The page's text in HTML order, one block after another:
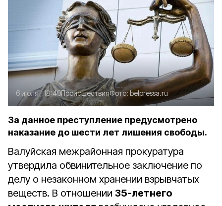
6 июля , 18:40ПроисшествияФото:belpressa.ru
За данное преступление предусмотрено
наказание до шести лет лишения свободы.
Валуйская межрайонная прокуратура
утвердила обвинительное заключение по
делу о незаконном хранении взрывчатых
веществ. В отношении 35-летнего